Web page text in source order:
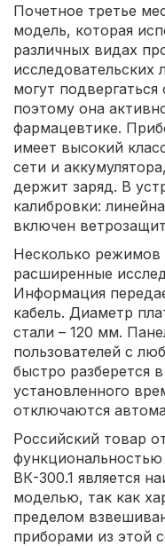
Почетное третье
модель, которая
различных видах
исследовательских
могут
поэтому она
фармацевтике.
имеет высокий
сети и
держит заряд. В
калибровки:
включен
Несколько
расширенные
Информация
кабель. Диаметр
стали – 120 мм.
пользователей с
быстро разберется
установленного
отключаются
Российский товар
ВК-300.1 является
моделью, так как
пределом
приборами из этой